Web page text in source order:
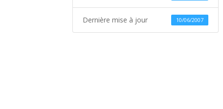
Dernière mise à jour 10/06/2007